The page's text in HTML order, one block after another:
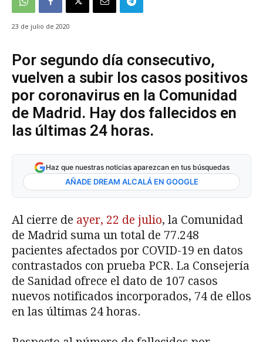
23 de julio de 2020
Por segundo día consecutivo,
vuelven a subir los casos positivos
por coronavirus en la Comunidad
de Madrid. Hay dos fallecidos en
las últimas 24 horas.
Haz que nuestras noticias aparezcan en tus búsquedas
AÑADE DREAM ALCALÁ EN GOOGLE
Al cierre de ayer, 22 de julio, la Comunidad
de Madrid suma un total de 77.248
pacientes afectados por COVID-19 en datos
contrastados con prueba PCR. La Consejería
de Sanidad ofrece el dato de 107 casos
nuevos notificados incorporados, 74 de ellos
en las últimas 24 horas.